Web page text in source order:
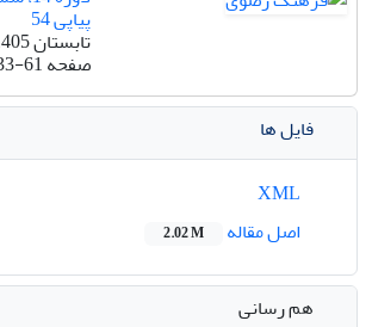
پیاپی 54
تابستان 1405
صفحه61
فایل ها
اصل مقاله
2.02 M
هم رسانی